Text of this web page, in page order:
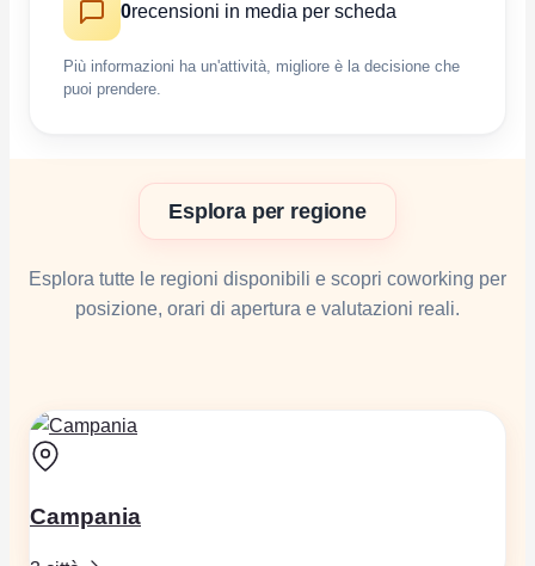
0recensioni in media per scheda
Più informazioni ha un'attività, migliore è la decisione che
puoi prendere.
Esplora per regione
Esplora tutte le regioni disponibili e scopri coworking per
posizione, orari di apertura e valutazioni reali.
Campania